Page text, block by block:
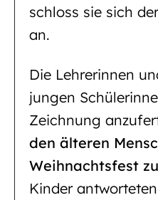
schloss sie sich
an.
Die Lehrerinnen
jungen
Zeichnung
den älteren
Weihnachtsfest
Kinder